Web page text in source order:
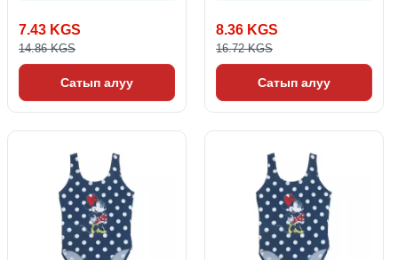
7.43 KGS
14.86 KGS
Сатып алуу
8.36 KGS
16.72 KGS
Сатып алуу